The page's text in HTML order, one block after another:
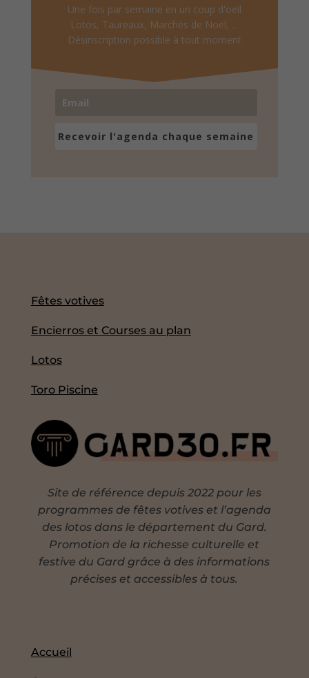
Une fois par semaine en un coup d'oeil
Lotos, Taureaux, Marchés de Noël, ...
Désinscription possible à tout moment
Recevoir l'agenda chaque semaine
Fêtes votives
Encierros et Courses au plan
Lotos
Toro Piscine
Site de référence depuis 2022 pour les
programmes de fêtes votives et l’agenda
des lotos dans le département du Gard.
Promotion de la richesse culturelle et
festive du Gard grâce à des informations
précises et accessibles à tous.
Accueil